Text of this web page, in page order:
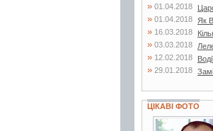
» 01.04.2018
» 01.04.2018 Як
» 16.03.2018
» 03.03.2018
» 12.02.2018
» 29.01.2018
ЦІКАВІ ФОТО
2 фото